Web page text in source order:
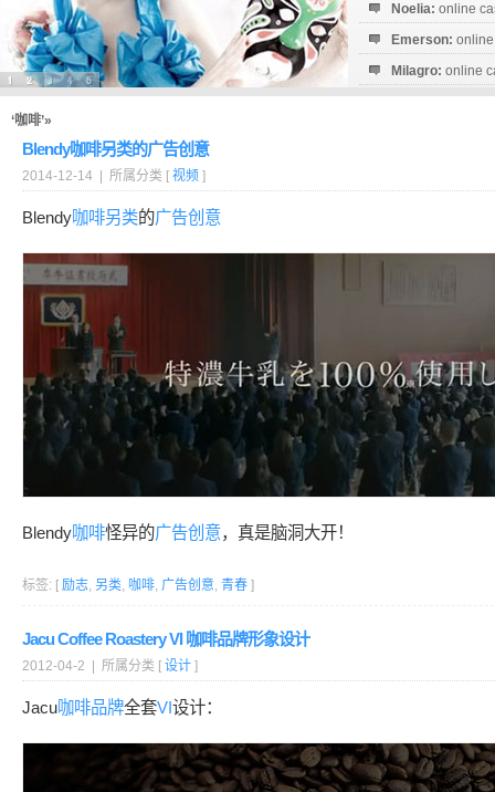
Noelia: online
Emerson:
Milagro: online
‘咖啡’»
Blendy咖啡另类的广告创意
2014-12-14 | 所属分类 [ 视频 ]
Blendy咖啡另类的广告创意
Blendy咖啡怪异的广告创意，真是脑洞大开！
标签: [ 励志, 另类, 咖啡, 广告创意, 青春 ]
Jacu Coffee Roastery VI 咖啡品牌形象设计
2012-04-2 | 所属分类 [ 设计 ]
Jacu咖啡品牌全套VI设计：